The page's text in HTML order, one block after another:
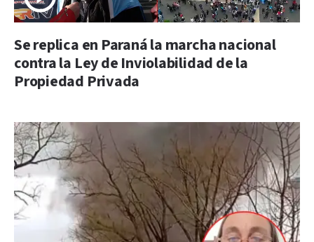
Se replica en Paraná la marcha nacional
contra la Ley de Inviolabilidad de la
Propiedad Privada